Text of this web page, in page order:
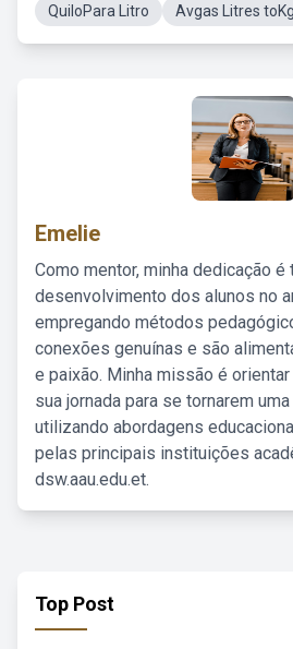
QuiloPara Litro
Avgas Litres toKg
Emelie
Como mentor, minha dedicação é
desenvolvimento dos alunos no
empregando métodos
conexões genuínas e são
e paixão. Minha missão é
sua jornada para se tornarem
utilizando abordagens
pelas principais instituições
dsw.aau.edu.et.
Top Post